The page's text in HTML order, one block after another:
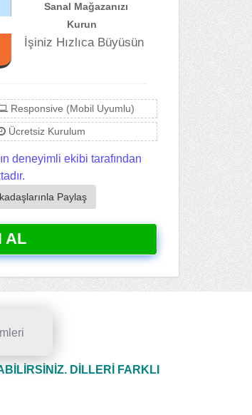
Sanal Mağazanızı
Kurun
İşiniz Hızlıca Büyüsün
Responsive (Mobil Uyumlu)
Ücretsiz Kurulum
deneyimli ekibi tarafından
Paylaş
AL
DİLLERİ FARKLI